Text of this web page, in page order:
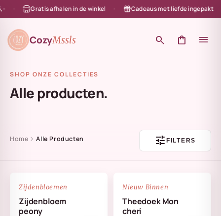
naar de content
Gratis afhalen in de winkel Cadeaus met liefde ingepakt
CozyMssls search shopping_bag menu
SHOP ONZE COLLECTIES
Alle producten.
Home chevron_rightAlle Producten tuneFILTERS
Zijdenbloemen
Zijdenbloem
peony
NIEUW
Nieuw Binnen
Theedoek Mon
cheri